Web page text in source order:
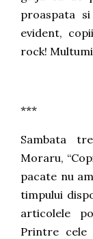
proaspata
evident,
rock!
***
Sambata
Moraru,
pacate nu
timpului
articolele
Printre